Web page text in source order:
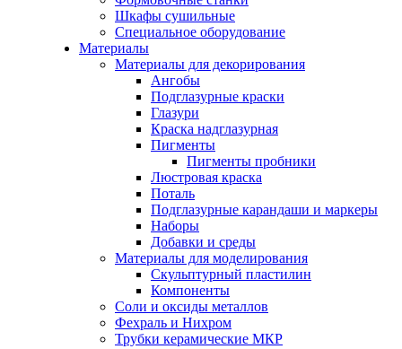
Шкафы сушильные
Специальное оборудование
Материалы
Материалы для декорирования
Ангобы
Подглазурные краски
Глазури
Краска надглазурная
Пигменты
Пигменты пробники
Люстровая краска
Поталь
Подглазурные карандаши и маркеры
Наборы
Добавки и среды
Материалы для моделирования
Скульптурный пластилин
Компоненты
Соли и оксиды металлов
Фехраль и Нихром
Трубки керамические МКР